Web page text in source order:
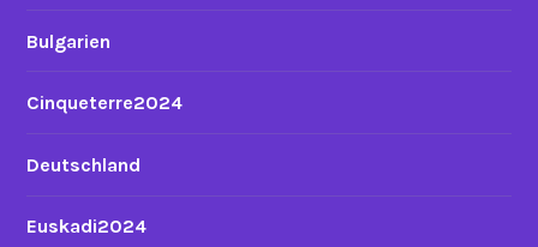
Bulgarien
Cinqueterre2024
Deutschland
Euskadi2024